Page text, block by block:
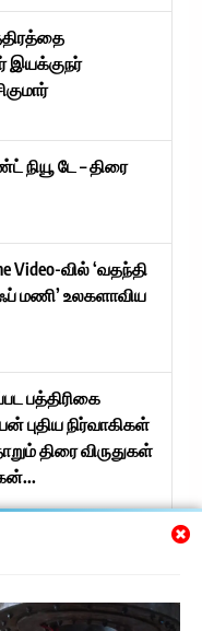
இயக்குநர்
நியூ டே – திரை
வில் ‘வதந்தி
மணி’ உலகளாவிய
பத்திரிகை
புதிய நிர்வாகிகள்
திரை விருதுகள்